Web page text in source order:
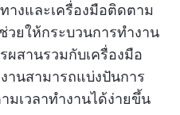
างและเครื่องมือติดตาม
ยให้กระบวนการทำงาน
ผสานรวมกับเครื่องมือ
านสามารถแบ่งปันการ
เวลาทำงานได้ง่ายขึ้น